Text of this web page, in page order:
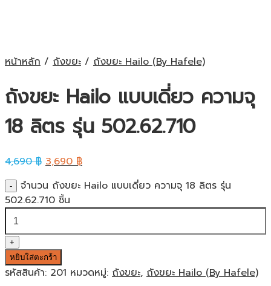
หน้าหลัก / ถังขยะ / ถังขยะ Hailo (By Hafele)
ถังขยะ Hailo แบบเดี่ยว ความจุ
18 ลิตร รุ่น 502.62.710
4,690฿ 3,690฿
จำนวน ถังขยะ Hailo แบบเดี่ยว ความจุ 18 ลิตร รุ่น
502.62.710 ชิ้น
หยิบใส่ตะกร้า
รหัสสินค้า: 201 หมวดหมู่: ถังขยะ, ถังขยะ Hailo (By Hafele)